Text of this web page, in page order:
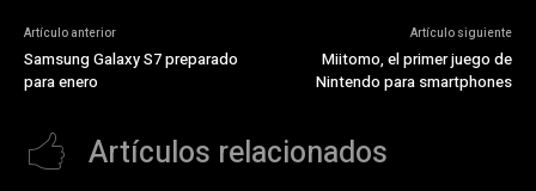
Artículo anterior
Samsung Galaxy S7 preparado
para enero
Artículo siguiente
Miitomo, el primer juego de
Nintendo para smartphones
Artículos relacionados